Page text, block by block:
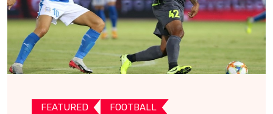
FEATURED
FOOTBALL